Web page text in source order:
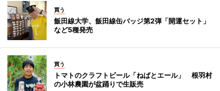
買う
飯田線大学、飯田線缶バッジ第2弾「開運セット」
など5種発売
買う
トマトのクラフトビール「ねばとエール」 根羽村
の小林農園が盆踊りで生販売